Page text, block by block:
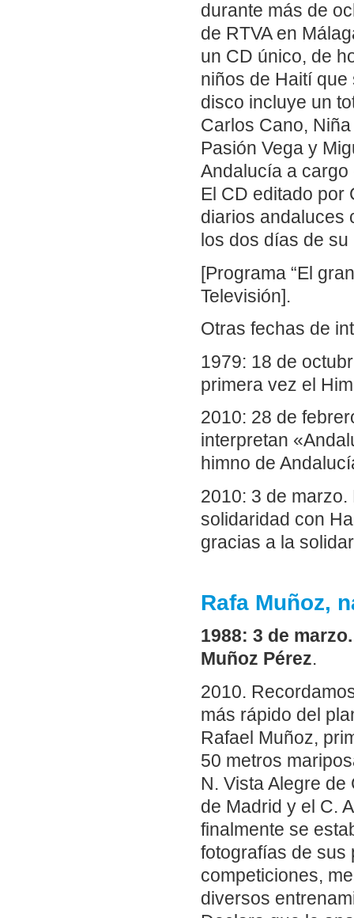
durante más de
de RTVA en
un CD único, de
niños de Haití que
disco incluye un
Carlos Cano,
Pasión Vega y
Andalucía a cargo
El CD editado por
diarios andaluces
los dos días de
[Programa “El
Televisión].
Otras fechas de
1979: 18 de
primera vez el
2010: 28 de
interpretan
himno de
2010: 3 de
solidaridad con
gracias a la
Rafa Muñoz,
1988: 3 de
Muñoz Pérez.
2010.
más rápido del
Rafael Muñoz,
50 metros
N. Vista Alegre
de Madrid y el C.
finalmente se
fotografías de sus
competiciones,
diversos